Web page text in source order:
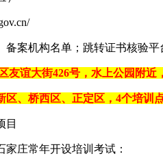
备案机构名单；跳转证书核验平
友谊大街426号，水上公园附近
区、桥西区、正定区，4个培训
目
庄常年开设培训考试：